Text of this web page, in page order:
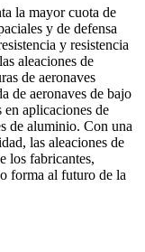
la mayor cuota de
y de defensa
y resistencia
aleaciones de
de aeronaves
de aeronaves de bajo
aplicaciones de
de aluminio. Con una
las aleaciones de
los fabricantes,
forma al futuro de la